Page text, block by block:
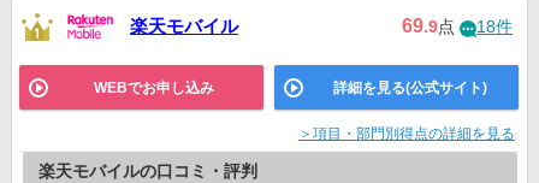
楽天モバイル 69.9点 18件
WEBでお申し込み 詳細を見る(公式サイト)
＞項目・部門別得点の詳細を見る
楽天モバイルの口コミ・評判